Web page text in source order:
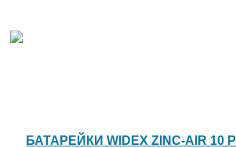
БАТАРЕЙКИ WIDEX ZINC-AIR 10